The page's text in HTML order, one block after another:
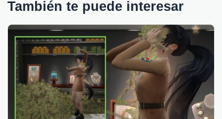
También te puede interesar